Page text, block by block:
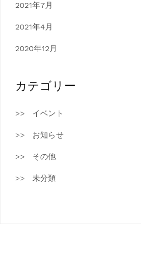
2021年7月
2021年4月
2020年12月
カテゴリー
イベント
お知らせ
その他
未分類